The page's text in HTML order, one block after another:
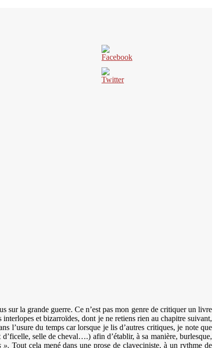
sur la grande guerre. Ce n’est pas mon genre de critiquer un livre
et bizarroïdes, dont je ne retiens rien au chapitre suivant,
l’usure du temps car lorsque je lis d’autres critiques, je note que
selle de cheval….) afin d’établir, à sa manière, burlesque,
». Tout cela mené dans une prose de claveciniste, à un rythme de